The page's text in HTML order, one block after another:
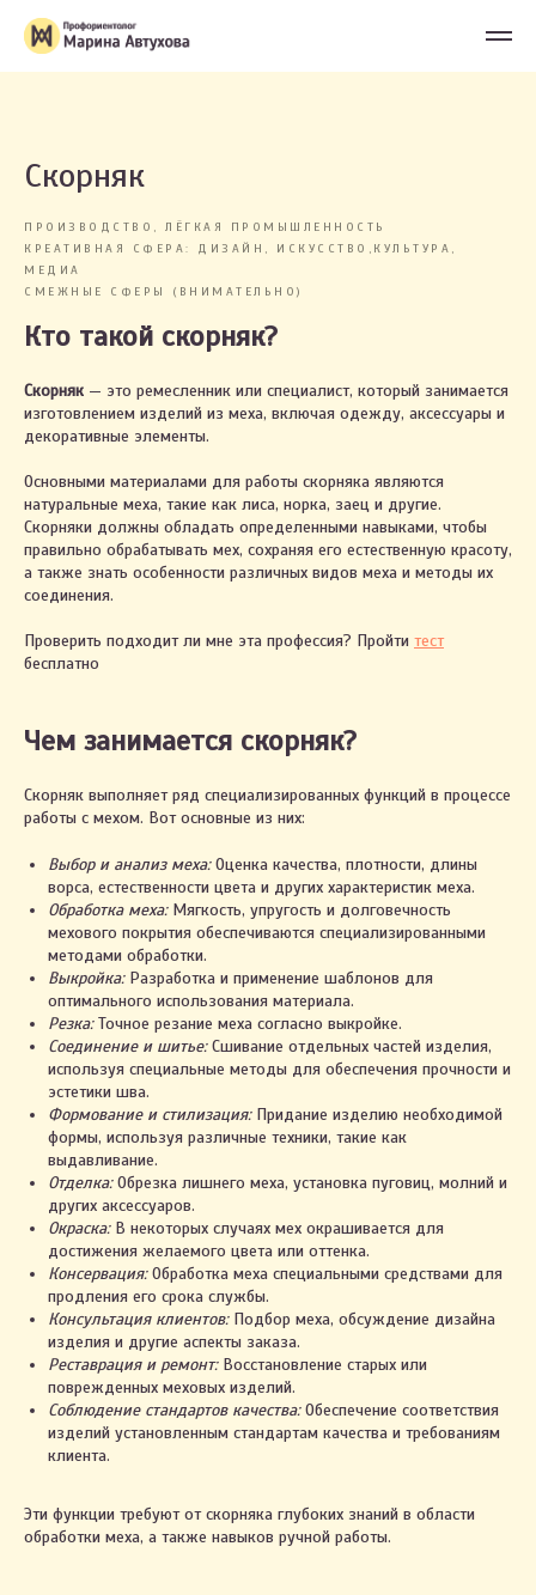
Скорняк
ПРОИЗВОДСТВО, ЛЁГКАЯ ПРОМЫШЛЕННОСТЬ
КРЕАТИВНАЯ СФЕРА: ДИЗАЙН, ИСКУССТВО,КУЛЬТУРА,
МЕДИА
СМЕЖНЫЕ СФЕРЫ (ВНИМАТЕЛЬНО)
Кто такой скорняк?
Скорняк — это ремесленник или специалист, который занимается
изготовлением изделий из меха, включая одежду, аксессуары и
декоративные элементы.
Основными материалами для работы скорняка являются
натуральные меха, такие как лиса, норка, заец и другие.
Скорняки должны обладать определенными навыками, чтобы
правильно обрабатывать мех, сохраняя его естественную красоту,
а также знать особенности различных видов меха и методы их
соединения.
Проверить подходит ли мне эта профессия? Пройти тест
бесплатно
Чем занимается скорняк?
Скорняк выполняет ряд специализированных функций в процессе
работы с мехом. Вот основные из них:
Выбор и анализ меха:Оценка качества, плотности, длины
ворса, естественности цвета и других характеристик меха.
Обработка меха:Мягкость, упругость и долговечность
мехового покрытия обеспечиваются специализированными
методами обработки.
Выкройка:Разработка и применение шаблонов для
оптимального использования материала.
Резка:Точное резание меха согласно выкройке.
Соединение и шитье:Сшивание отдельных частей изделия,
используя специальные методы для обеспечения прочности и
эстетики шва.
Формование и стилизация:Придание изделию необходимой
формы, используя различные техники, такие как
выдавливание.
Отделка:Обрезка лишнего меха, установка пуговиц, молний и
других аксессуаров.
Окраска:В некоторых случаях мех окрашивается для
достижения желаемого цвета или оттенка.
Консервация:Обработка меха специальными средствами для
продления его срока службы.
Консультация клиентов:Подбор меха, обсуждение дизайна
изделия и другие аспекты заказа.
Реставрация и ремонт:Восстановление старых или
поврежденных меховых изделий.
Соблюдение стандартов качества:Обеспечение соответствия
изделий установленным стандартам качества и требованиям
клиента.
Эти функции требуют от скорняка глубоких знаний в области
обработки меха, а также навыков ручной работы.